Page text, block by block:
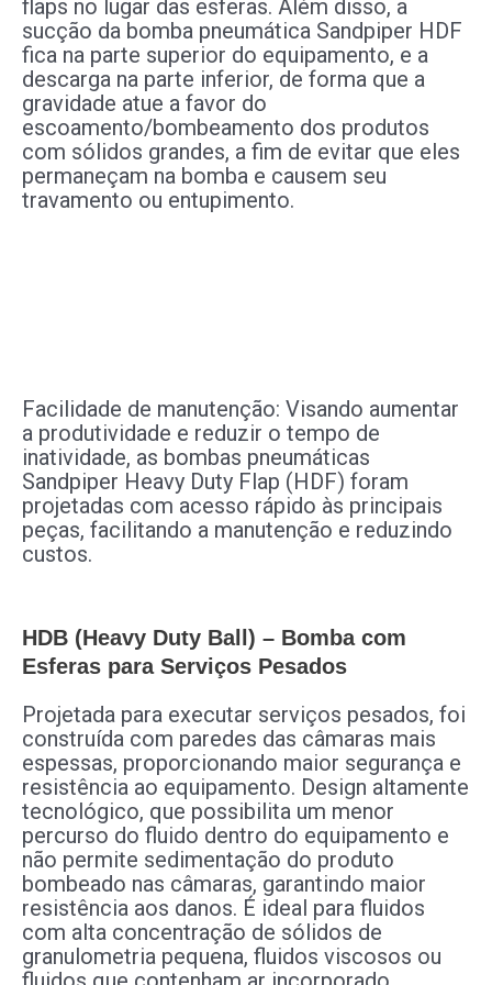
flaps no lugar das esferas. Além disso, a
sucção da bomba pneumática Sandpiper HDF
fica na parte superior do equipamento, e a
descarga na parte inferior, de forma que a
gravidade atue a favor do
escoamento/bombeamento dos produtos
com sólidos grandes, a fim de evitar que eles
permaneçam na bomba e causem seu
travamento ou entupimento.
Facilidade de manutenção: Visando aumentar
a produtividade e reduzir o tempo de
inatividade, as bombas pneumáticas
Sandpiper Heavy Duty Flap (HDF) foram
projetadas com acesso rápido às principais
peças, facilitando a manutenção e reduzindo
custos.
HDB (Heavy Duty Ball) – Bomba com
Esferas para Serviços Pesados
Projetada para executar serviços pesados, foi
construída com paredes das câmaras mais
espessas, proporcionando maior segurança e
resistência ao equipamento. Design altamente
tecnológico, que possibilita um menor
percurso do fluido dentro do equipamento e
não permite sedimentação do produto
bombeado nas câmaras, garantindo maior
resistência aos danos. É ideal para fluidos
com alta concentração de sólidos de
granulometria pequena, fluidos viscosos ou